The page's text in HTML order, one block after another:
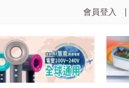
會員登入